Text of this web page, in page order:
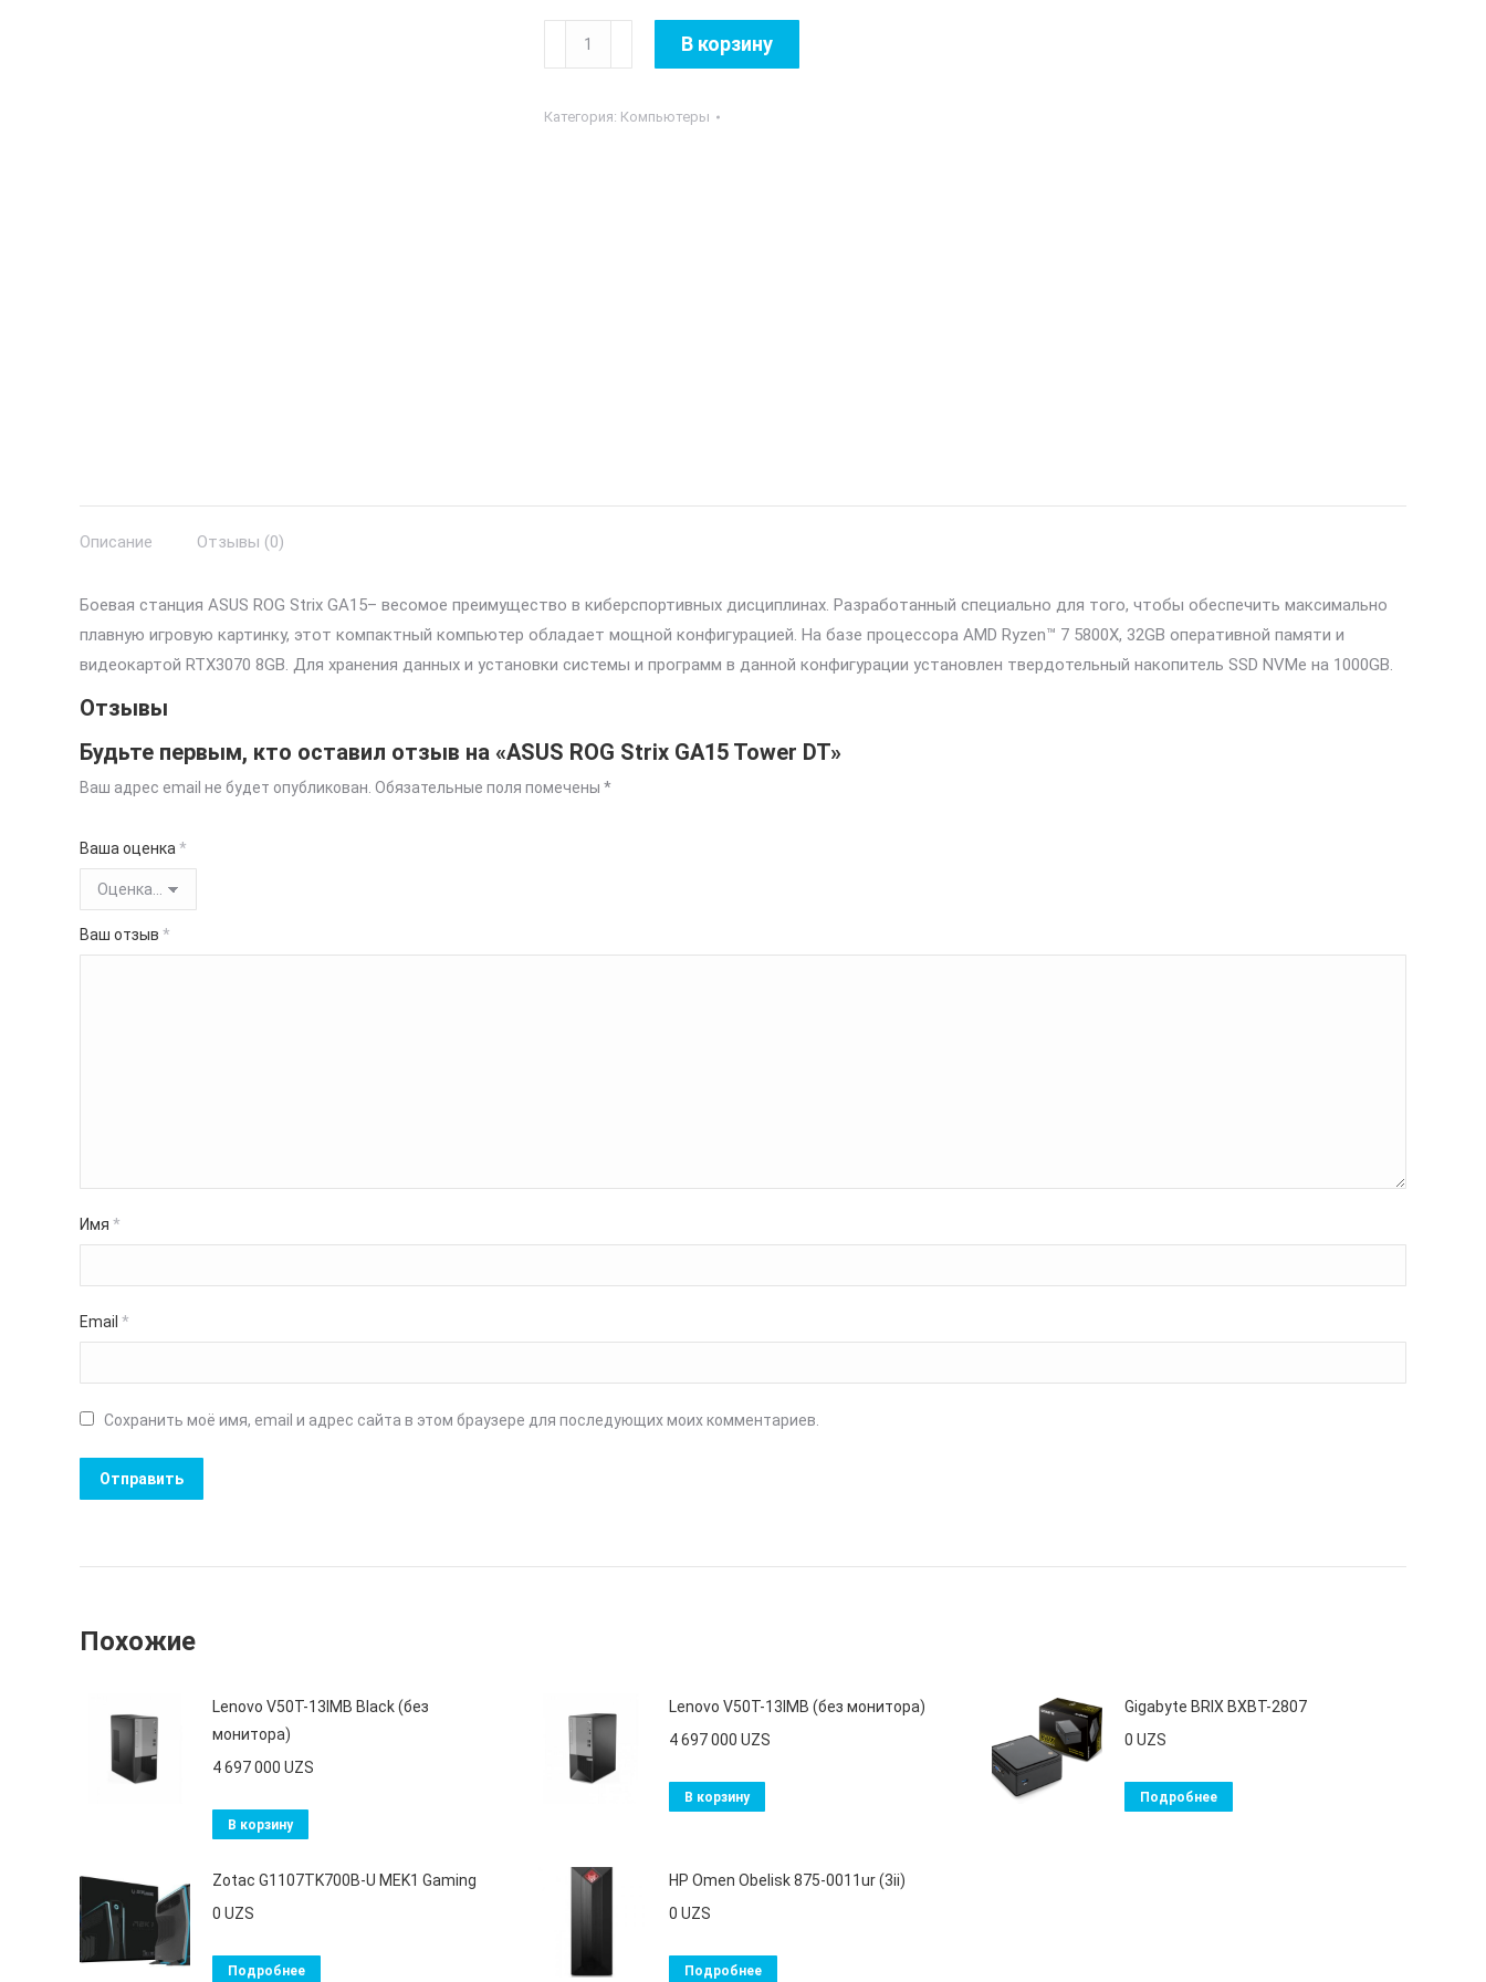
Количество
товара
ROG
В корзину
Категория: Компьютеры
Описание Отзывы (0)
Боевая станция ASUS ROG Strix GA15– весомое преимущество в киберспортивных дисциплинах. Разработанный специально для того, чтобы обеспечить максимально
плавную игровую картинку, этот компактный компьютер обладает мощной конфигурацией. На базе процессора AMD Ryzen™ 7 5800X, 32GB оперативной памяти и
видеокартой RTX3070 8GB. Для хранения данных и установки системы и программ в данной конфигурации установлен твердотельный накопитель SSD NVMe на 1000GB.
Отзывы
Будьте первым, кто оставил отзыв на «ASUS ROG Strix GA15 Tower DT»
Ваш адрес email не будет опубликован. Обязательные поля помечены *
Ваша оценка *
Ваш отзыв *
Имя *
Email *
Сохранить моё имя, email и адрес сайта в этом браузере для последующих моих комментариев.
Похожие
Lenovo V50T-13IMB Black (без
монитора)
4 697 000 UZS
В корзину
Lenovo V50T-13IMB (без монитора)
4 697 000 UZS
В корзину
Gigabyte BRIX BXBT-2807
0 UZS
Подробнее
Zotac G1107TK700B-U MEK1 Gaming
0 UZS
Подробнее
HP Omen Obelisk 875-0011ur (3ii)
0 UZS
Подробнее